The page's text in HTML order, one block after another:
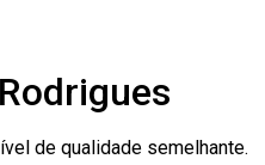
de qualidade semelhante.